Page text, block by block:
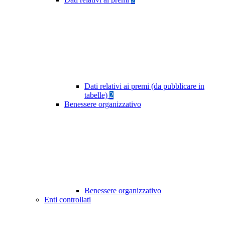
Dati relativi ai premi (da pubblicare in
tabelle) 2
Benessere organizzativo
Benessere organizzativo
Enti controllati